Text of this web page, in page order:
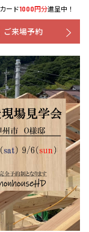
ード1000円分進呈中！
ご来場予約